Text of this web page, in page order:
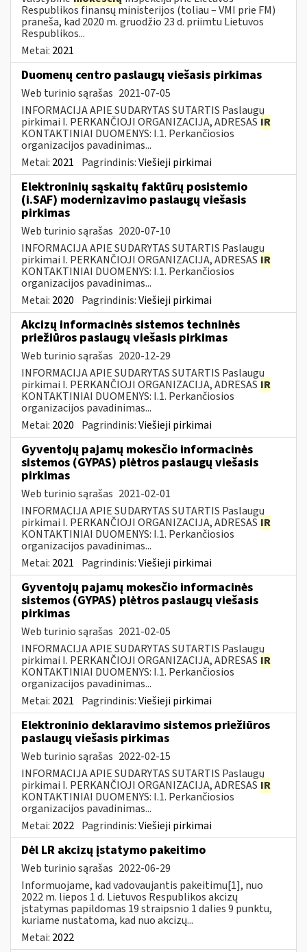
Respublikos finansų ministerijos (toliau – VMI prie FM)
praneša, kad 2020 m. gruodžio 23 d. priimtu Lietuvos
Respublikos...
Metai: 2021
Duomenų centro paslaugų viešasis pirkimas
Web turinio sąrašas 2021-07-05
INFORMACIJA APIE SUDARYTAS SUTARTIS Paslaugų
pirkimai I. PERKANČIOJI ORGANIZACIJA, ADRESAS IR
KONTAKTINIAI DUOMENYS: I.1. Perkančiosios
organizacijos pavadinimas...
Metai: 2021 Pagrindinis:Viešieji pirkimai
Elektroninių sąskaitų faktūrų posistemio
(i.SAF) modernizavimo paslaugų viešasis
pirkimas
Web turinio sąrašas 2020-07-10
INFORMACIJA APIE SUDARYTAS SUTARTIS Paslaugų
pirkimai I. PERKANČIOJI ORGANIZACIJA, ADRESAS IR
KONTAKTINIAI DUOMENYS: I.1. Perkančiosios
organizacijos pavadinimas...
Metai: 2020 Pagrindinis:Viešieji pirkimai
Akcizų informacinės sistemos techninės
priežiūros paslaugų viešasis pirkimas
Web turinio sąrašas 2020-12-29
INFORMACIJA APIE SUDARYTAS SUTARTIS Paslaugų
pirkimai I. PERKANČIOJI ORGANIZACIJA, ADRESAS IR
KONTAKTINIAI DUOMENYS: I.1. Perkančiosios
organizacijos pavadinimas...
Metai: 2020 Pagrindinis:Viešieji pirkimai
Gyventojų pajamų mokesčio informacinės
sistemos (GYPAS) plėtros paslaugų viešasis
pirkimas
Web turinio sąrašas 2021-02-01
INFORMACIJA APIE SUDARYTAS SUTARTIS Paslaugų
pirkimai I. PERKANČIOJI ORGANIZACIJA, ADRESAS IR
KONTAKTINIAI DUOMENYS: I.1. Perkančiosios
organizacijos pavadinimas...
Metai: 2021 Pagrindinis:Viešieji pirkimai
Gyventojų pajamų mokesčio informacinės
sistemos (GYPAS) plėtros paslaugų viešasis
pirkimas
Web turinio sąrašas 2021-02-05
INFORMACIJA APIE SUDARYTAS SUTARTIS Paslaugų
pirkimai I. PERKANČIOJI ORGANIZACIJA, ADRESAS IR
KONTAKTINIAI DUOMENYS: I.1. Perkančiosios
organizacijos pavadinimas...
Metai: 2021 Pagrindinis:Viešieji pirkimai
Elektroninio deklaravimo sistemos priežiūros
paslaugų viešasis pirkimas
Web turinio sąrašas 2022-02-15
INFORMACIJA APIE SUDARYTAS SUTARTIS Paslaugų
pirkimai I. PERKANČIOJI ORGANIZACIJA, ADRESAS IR
KONTAKTINIAI DUOMENYS: I.1. Perkančiosios
organizacijos pavadinimas...
Metai: 2022 Pagrindinis:Viešieji pirkimai
Dėl LR akcizų įstatymo pakeitimo
Web turinio sąrašas 2022-06-29
Informuojame, kad vadovaujantis pakeitimu[1], nuo
2022 m. liepos 1 d. Lietuvos Respublikos akcizų
įstatymas papildomas 19 straipsnio 1 dalies 9 punktu,
kuriame nustatoma, kad nuo akcizų...
Metai: 2022